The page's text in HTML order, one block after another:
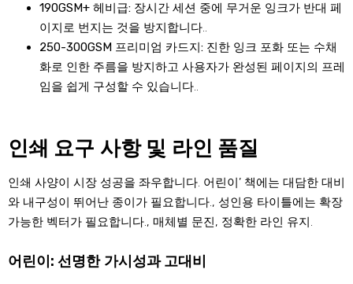
190GSM+ 헤비급: 장시간 세션 중에 무거운 잉크가 반대 페
이지로 번지는 것을 방지합니다..
250-300GSM 프리미엄 카드지: 진한 잉크 포화 또는 수채
화로 인한 주름을 방지하고 사용자가 완성된 페이지의 프레
임을 쉽게 구성할 수 있습니다..
인쇄 요구 사항 및 라인 품질
인쇄 사양이 시장 성공을 좌우합니다. 어린이’ 책에는 대담한 대비
와 내구성이 뛰어난 종이가 필요합니다., 성인용 타이틀에는 확장
가능한 벡터가 필요합니다., 매체별 문진, 정확한 라인 유지.
어린이: 선명한 가시성과 고대비